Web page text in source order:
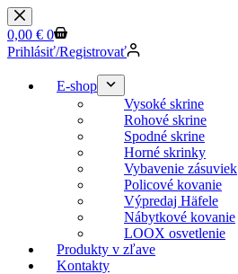
0,00 € 0
Prihlásiť/Registrovať
E-shop
Vysoké skrine
Rohové skrine
Spodné skrine
Horné skrinky
Vybavenie zásuviek
Policové kovanie
Výpredaj Häfele
Nábytkové kovanie
LOOX osvetlenie
Produkty v zľave
Kontakty